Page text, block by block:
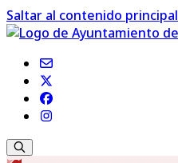
Saltar al contenido principal